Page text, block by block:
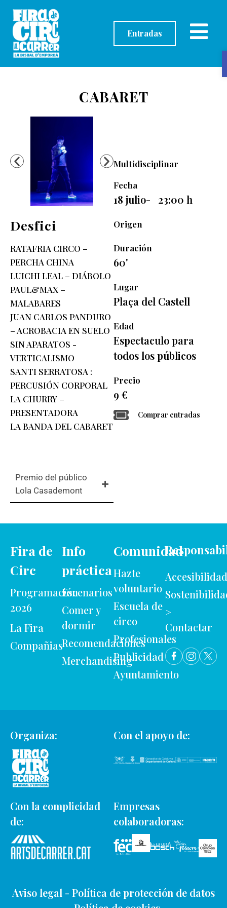
Entradas
CABARET
Desfici
RATAFRIA CIRCO –
PERCHA CHINA
LUICHI LEAL – DIÁBOLO
PAUL&MAX –
MALABARES
JUAN CARLOS PANDURO
– ACROBACIA EN SUELO
SIN APARATOS -
VERTICALISMO
SANTI SERRATOSA :
PERCUSIÓN CORPORAL
LA CHURRY –
PRESENTADORA
LA BANDA DEL CABARET
Premio del público
Lola Casademont
Multidisciplinar
Fecha
18 julio- 23:00 h
Origen
Duración
60'
Lugar
Plaça del Castell
Edad
Espectaculo para
todos los públicos
Precio
9 €
Comprar entradas
Fira de
Circ
Programación
2026
La Fira
Compañias
Info
práctica
Escenarios
Comer y
dormir
Recomendaciones
Merchandising
Comunidad
Hazte
voluntario
Escuela de
circo
Profesionales
Publicidad
Ayuntamiento
Accesibilidad
>
Contactar
Organiza: Con el apoyo de:
Con la complicidad
de:
Empresas
colaboradoras:
Aviso legal - Política de protección de datos